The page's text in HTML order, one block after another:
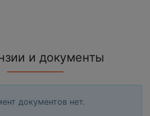
и документы
документов нет.